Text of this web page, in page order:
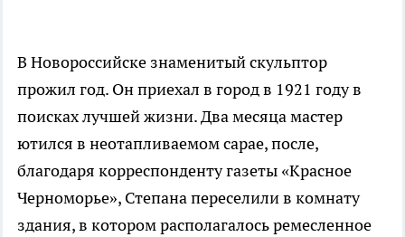
В Новороссийске знаменитый скульптор
прожил год. Он приехал в город в 1921 году в
поисках лучшей жизни. Два месяца мастер
ютился в неотапливаемом сарае, после,
благодаря корреспонденту газеты «Красное
Черноморье», Степана переселили в комнату
здания, в котором располагалось ремесленное